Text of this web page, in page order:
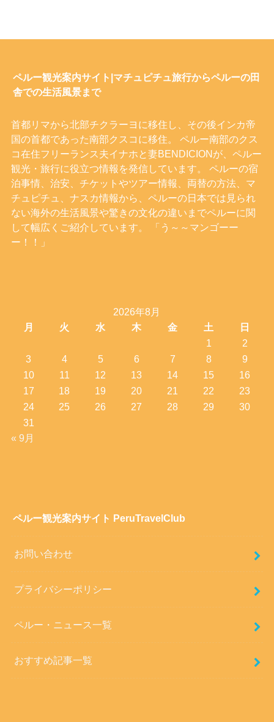
ペルー観光案内サイト|マチュピチュ旅行からペルーの田
舎での生活風景まで
首都リマから北部チクラーヨに移住し、その後インカ帝
国の首都であった南部クスコに移住。 ペルー南部のクス
コ在住フリーランス夫イナホと妻BENDICIONが、ペルー
観光・旅行に役立つ情報を発信しています。 ペルーの宿
泊事情、治安、チケットやツアー情報、両替の方法、マ
チュピチュ、ナスカ情報から、ペルーの日本では見られ
ない海外の生活風景や驚きの文化の違いまでペルーに関
して幅広くご紹介しています。 「う～～マンゴーー
ー！！」
2026年8月
月
火 水 木 金 土
日
1
2
3
4 5 6 7 8
9
10
11 12 13 14 15
16
17
18 19 20 21 22
23
24
25 26 27 28 29
30
31
« 9月
ペルー観光案内サイト PeruTravelClub
お問い合わせ
プライバシーポリシー
ペルー・ニュース一覧
おすすめ記事一覧